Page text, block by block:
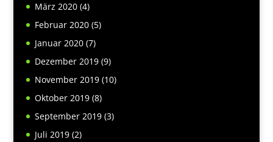
März 2020(4)
Februar 2020(5)
Januar 2020(7)
Dezember 2019(9)
November 2019(10)
Oktober 2019(8)
September 2019(3)
Juli 2019(2)